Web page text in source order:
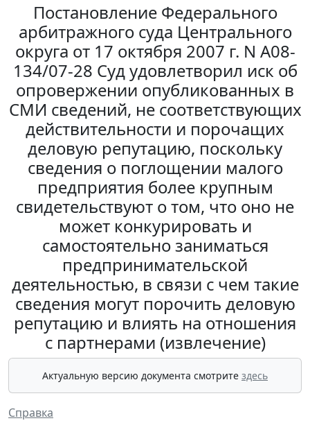
Постановление Федерального
арбитражного суда Центрального
округа от 17 октября 2007 г. N А08-
134/07-28 Суд удовлетворил иск об
опровержении опубликованных в
СМИ сведений, не соответствующих
действительности и порочащих
деловую репутацию, поскольку
сведения о поглощении малого
предприятия более крупным
свидетельствуют о том, что оно не
может конкурировать и
самостоятельно заниматься
предпринимательской
деятельностью, в связи с чем такие
сведения могут порочить деловую
репутацию и влиять на отношения
с партнерами (извлечение)
Актуальную версию документа смотрите здесь
Справка